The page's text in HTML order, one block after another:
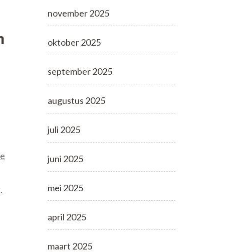
november 2025
oktober 2025
september 2025
augustus 2025
juli 2025
juni 2025
mei 2025
april 2025
maart 2025